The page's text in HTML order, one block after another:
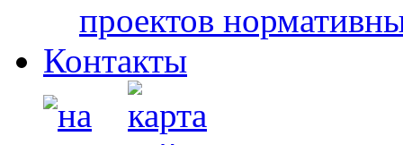
проектов
Контакты